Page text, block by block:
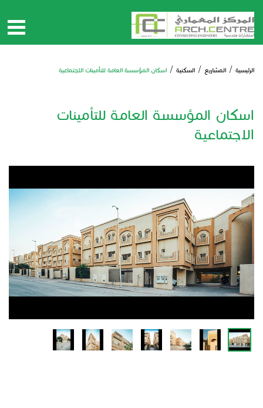
الرئيسية / المشاريع / السكنية / اسكان المؤسسة العامة للتأمينات الاجتماعية
اسكان المؤسسة العامة للتأمينات
الاجتماعية